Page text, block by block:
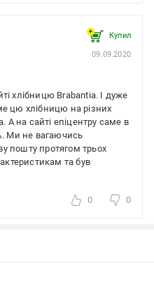
Купил
09.09.2020
хлібницю Brabantia. І дуже
цю хлібницю на різних
А на сайті епіцентру саме в
Ми не вагаючись
пошту протягом трьох
та був
0 0